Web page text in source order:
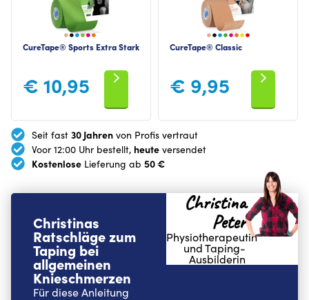
CureTape® Sports Extra Stark
€ 10,95
CureTape® Classic
€ 9,95
Seit fast 30 Jahren von Profis vertraut
Voor 12:00 Uhr bestellt, heute versendet
Kostenlose Lieferung ab 50 €
Christinas
Ratschläge zum
Taping bei
allgemeinen
Knieschmerzen
Für diese Anleitung
Christina
Peter
Physiotherapeutin
und Taping-
Ausbilderin